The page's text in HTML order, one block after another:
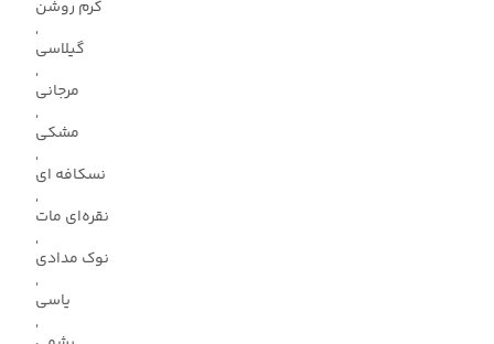
کرم روشن
,
گیلاسی
,
مرجانی
,
مشکی
,
نسکافه ای
,
نقره‌ای مات
,
نوک مدادی
,
یاسی
,